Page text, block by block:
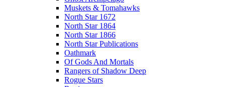
Muskets & Tomahawks
North Star 1672
North Star 1864
North Star 1866
North Star Publications
Oathmark
Of Gods And Mortals
Rangers of Shadow Deep
Rogue Stars